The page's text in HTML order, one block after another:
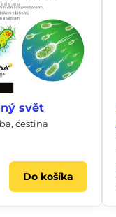
svět
čeština
Do košíka